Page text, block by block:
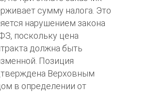
сумму налога. Это
нарушением закона
поскольку цена
должна быть
Позиция
Верховным
в определении от